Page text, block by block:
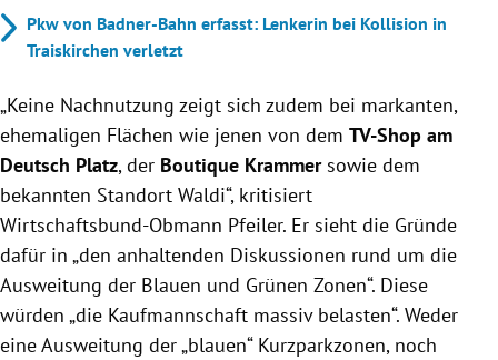
Pkw von Badner-Bahn erfasst: Lenkerin bei Kollision in
Traiskirchen verletzt
„Keine Nachnutzung zeigt sich zudem bei markanten,
ehemaligen Flächen wie jenen von dem TV-Shop am
Deutsch Platz, der Boutique Krammersowie dem
bekannten Standort Waldi“, kritisiert
Wirtschaftsbund-Obmann Pfeiler. Er sieht die Gründe
dafür in „den anhaltenden Diskussionen rund um die
Ausweitung der Blauen und Grünen Zonen“. Diese
würden „die Kaufmannschaft massiv belasten“. Weder
eine Ausweitung der „blauen“ Kurzparkzonen, noch